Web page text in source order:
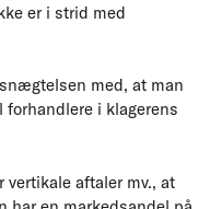
er i strid med
med, at man
i klagerens
vertikale aftaler mv., at